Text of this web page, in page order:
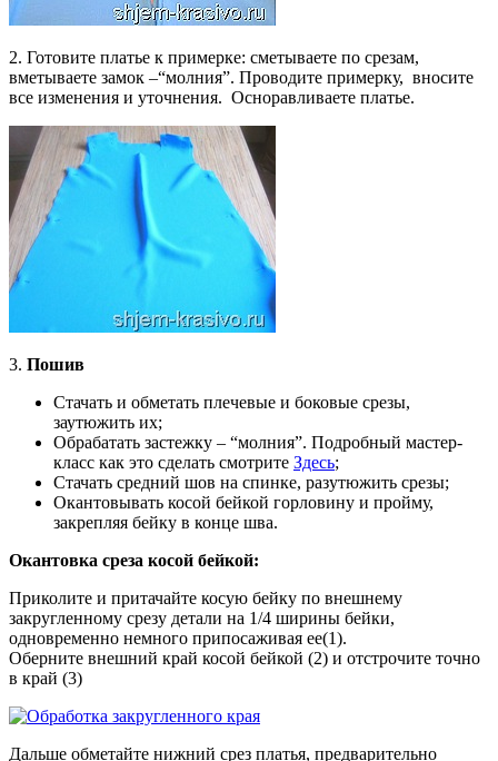
2. Готовите платье к примерке: сметываете по срезам,
вметываете замок –“молния”. Проводите примерку, вносите
все изменения и уточнения. Осноравливаете платье.
3. Пошив
Стачать и обметать плечевые и боковые срезы,
заутюжить их;
Обрабатать застежку – “молния”. Подробный мастер-
класс как это сделать смотрите Здесь;
Стачать средний шов на спинке, разутюжить срезы;
Окантовывать косой бейкой горловину и пройму,
закрепляя бейку в конце шва.
Окантовка среза косой бейкой:
Приколите и притачайте косую бейку по внешнему
закругленному срезу детали на 1/4 ширины бейки,
одновременно немного припосаживая ее(1).
Оберните внешний край косой бейкой (2) и отстрочите точно
в край (3)
Дальше обметайте нижний срез платья, предварительно